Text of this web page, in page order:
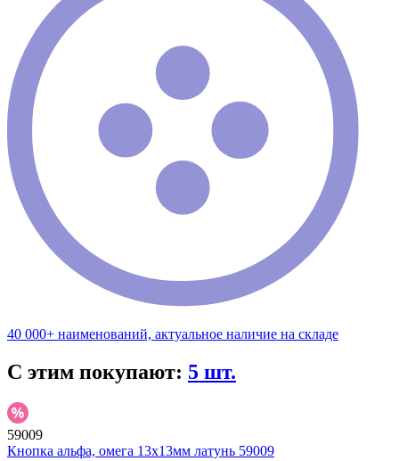
40 000+ наименований, актуальное наличие на складе
С этим покупают: 5 шт.
59009
Кнопка альфа, омега 13х13мм латунь 59009